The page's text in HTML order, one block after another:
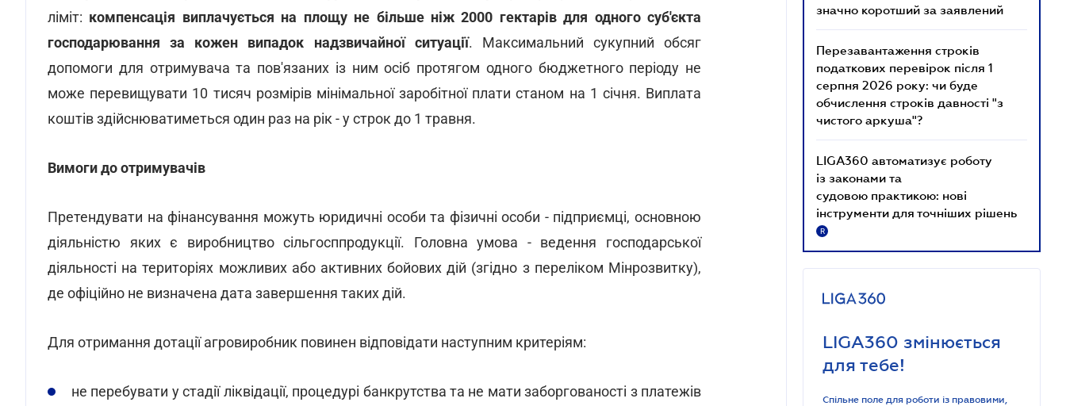
ліміт: компенсація виплачується на площу не більше ніж 2000 гектарів для одного суб'єкта
господарювання за кожен випадок надзвичайної ситуації. Максимальний сукупний обсяг
допомоги для отримувача та пов'язаних із ним осіб протягом одного бюджетного періоду не
може перевищувати 10 тисяч розмірів мінімальної заробітної плати станом на 1 січня. Виплата
коштів здійснюватиметься один раз на рік - у строк до 1 травня.
Вимоги до отримувачів
Претендувати на фінансування можуть юридичні особи та фізичні особи - підприємці, основною
діяльністю яких є виробництво сільгосппродукції. Головна умова - ведення господарської
діяльності на територіях можливих або активних бойових дій (згідно з переліком Мінрозвитку),
де офіційно не визначена дата завершення таких дій.
Для отримання дотації агровиробник повинен відповідати наступним критеріям:
не перебувати у стадії ліквідації, процедурі банкрутства та не мати заборгованості з платежів
значно коротший за заявлений
Перезавантаження строків
податкових перевірок після 1
серпня 2026 року: чи буде
обчислення строків давності "з
чистого аркуша"?
LIGA360 автоматизує роботу
із законами та
судовою практикою: нові
інструменти для точніших рішень
R
LIGA360 змінюється
для тебе!
Спільне поле для роботи із правовими,